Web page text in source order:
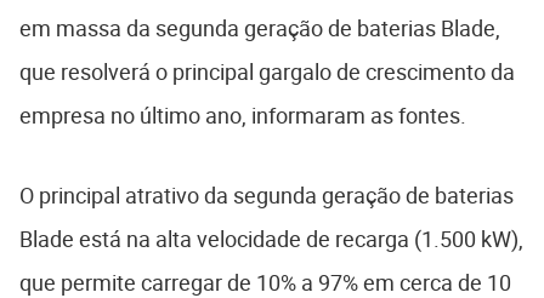
em massa da segunda geração de baterias Blade,
que resolverá o principal gargalo de crescimento da
empresa no último ano, informaram as fontes.
O principal atrativo da segunda geração de baterias
Blade está na alta velocidade de recarga (1.500 kW),
que permite carregar de 10% a 97% em cerca de 10